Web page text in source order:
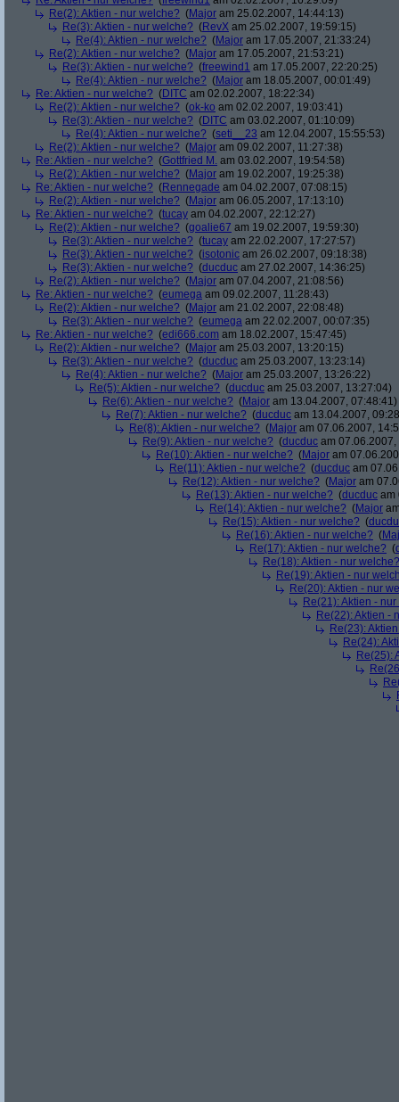
Re(2): Aktien - nur welche? (Major am 25.02.2007, 14:44:13)
Re(3): Aktien - nur welche? (RevX am 25.02.2007, 19:59:15)
Re(4): Aktien - nur welche? (Major am 17.05.2007, 21:33:24)
Re(2): Aktien - nur welche? (Major am 17.05.2007, 21:53:21)
Re(3): Aktien - nur welche? (freewind1 am 17.05.2007, 22:20:25)
Re(4): Aktien - nur welche? (Major am 18.05.2007, 00:01:49)
Re: Aktien - nur welche? (DITC am 02.02.2007, 18:22:34)
Re(2): Aktien - nur welche? (ok-ko am 02.02.2007, 19:03:41)
Re(3): Aktien - nur welche? (DITC am 03.02.2007, 01:10:09)
Re(4): Aktien - nur welche? (seti__23 am 12.04.2007, 15:55:53)
Re(2): Aktien - nur welche? (Major am 09.02.2007, 11:27:38)
Re: Aktien - nur welche? (Gottfried M. am 03.02.2007, 19:54:58)
Re(2): Aktien - nur welche? (Major am 19.02.2007, 19:25:38)
Re: Aktien - nur welche? (Rennegade am 04.02.2007, 07:08:15)
Re(2): Aktien - nur welche? (Major am 06.05.2007, 17:13:10)
Re: Aktien - nur welche? (tucay am 04.02.2007, 22:12:27)
Re(2): Aktien - nur welche? (goalie67 am 19.02.2007, 19:59:30)
Re(3): Aktien - nur welche? (tucay am 22.02.2007, 17:27:57)
Re(3): Aktien - nur welche? (isotonic am 26.02.2007, 09:18:38)
Re(3): Aktien - nur welche? (ducduc am 27.02.2007, 14:36:25)
Re(2): Aktien - nur welche? (Major am 07.04.2007, 21:08:56)
Re: Aktien - nur welche? (eumega am 09.02.2007, 11:28:43)
Re(2): Aktien - nur welche? (Major am 21.02.2007, 22:08:48)
Re(3): Aktien - nur welche? (eumega am 22.02.2007, 00:07:35)
Re: Aktien - nur welche? (edi666.com am 18.02.2007, 15:47:45)
Re(2): Aktien - nur welche? (Major am 25.03.2007, 13:20:15)
Re(3): Aktien - nur welche? (ducduc am 25.03.2007, 13:23:14)
Re(4): Aktien - nur welche? (Major am 25.03.2007, 13:26:22)
Re(5): Aktien - nur welche? (ducduc am 25.03.2007, 13:27:04)
Re(6): Aktien - nur welche? (Major am 13.04.2007, 07:48:41)
Re(7): Aktien - nur welche? (ducduc am 13.04.2007,
Re(8): Aktien - nur welche? (Major am 07.06.2007,
Re(9): Aktien - nur welche? (ducduc am
Re(10): Aktien - nur welche? (Major am
Re(11): Aktien - nur welche? (ducduc am
Re(12): Aktien - nur welche? (Major am
Re(13): Aktien - nur welche? (ducduc am
Re(14): Aktien - nur welche? (Major
Re(15): Aktien - nur welche? (
Re(16): Aktien - nur welche? (
Re(17): Aktien - nur welche? (
Re(18): Aktien - nur welche?
Re(19): Aktien - nur
Re(20): Aktien - nur
Re(21): Aktien -
Re(22): Aktien -
Re(23):
Re(24):
Re(25):